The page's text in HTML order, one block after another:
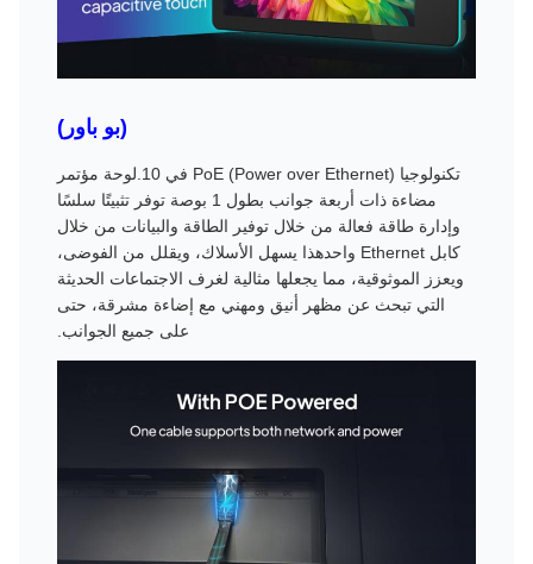
(بو باور)
تكنولوجيا PoE (Power over Ethernet) في 10.لوحة مؤتمر
مضاءة ذات أربعة جوانب بطول 1 بوصة توفر تثبيتًا سلسًا
وإدارة طاقة فعالة من خلال توفير الطاقة والبيانات من خلال
كابل Ethernet واحدهذا يسهل الأسلاك، ويقلل من الفوضى،
ويعزز الموثوقية، مما يجعلها مثالية لغرف الاجتماعات الحديثة
التي تبحث عن مظهر أنيق ومهني مع إضاءة مشرقة، حتى
على جميع الجوانب.